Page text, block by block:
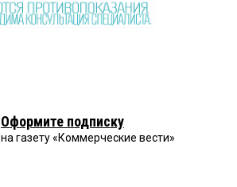
Оформите подписку
на газету «Коммерческие вести»